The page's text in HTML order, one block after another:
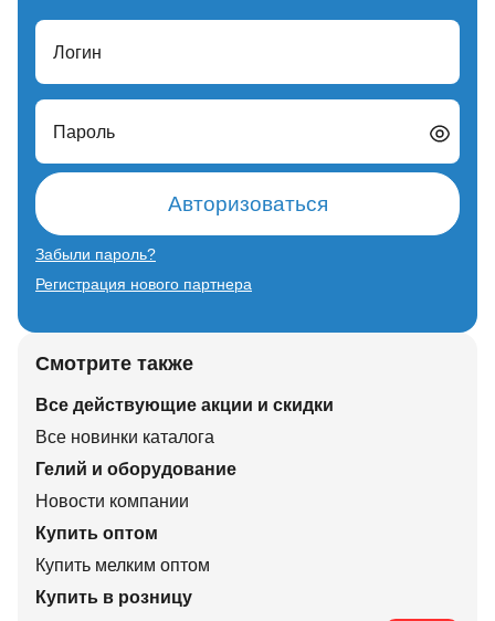
Логин
Пароль
Авторизоваться
Забыли пароль?
Регистрация нового партнера
Смотрите также
Все действующие акции и скидки
Все новинки каталога
Гелий и оборудование
Новости компании
Купить оптом
Купить мелким оптом
Купить в розницу